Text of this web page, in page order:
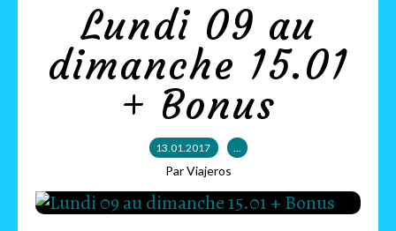
Lundi 09 au
dimanche 15.01
+ Bonus
13.01.2017 …
Par Viajeros